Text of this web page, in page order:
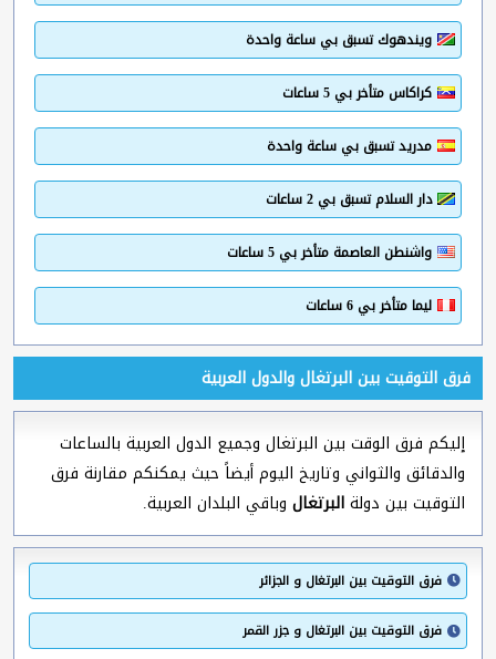
ويندهوك تسبق بي ساعة واحدة
كراكاس متأخر بي 5 ساعات
مدريد تسبق بي ساعة واحدة
دار السلام تسبق بي 2 ساعات
واشنطن العاصمة متأخر بي 5 ساعات
ليما متأخر بي 6 ساعات
فرق التوقيت بين البرتغال والدول العربية
إليكم فرق الوقت بين البرتغال وجميع الدول العربية بالساعات
والدقائق والثواني وتاريخ اليوم أيضاً حيث يمكنكم مقارنة فرق
التوقيت بين دولةالبرتغال وباقي البلدان العربية.
فرق التوقيت بين البرتغال و الجزائر
فرق التوقيت بين البرتغال و جزر القمر